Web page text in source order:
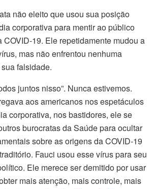
não eleito que usou sua posição
corporativa para mentir ao público
COVID-19. Ele repetidamente mudou a
mas não enfrentou nenhuma
falsidade.
juntos nisso”. Nunca estivemos.
aos americanos nos espetáculos
corporativa, nos bastidores, ele se
burocratas da Saúde para ocultar
sobre as origens da COVID-19
Fauci usou esse vírus para seu
Ele merece ser demitido por usar
mais atenção, mais controle, mais